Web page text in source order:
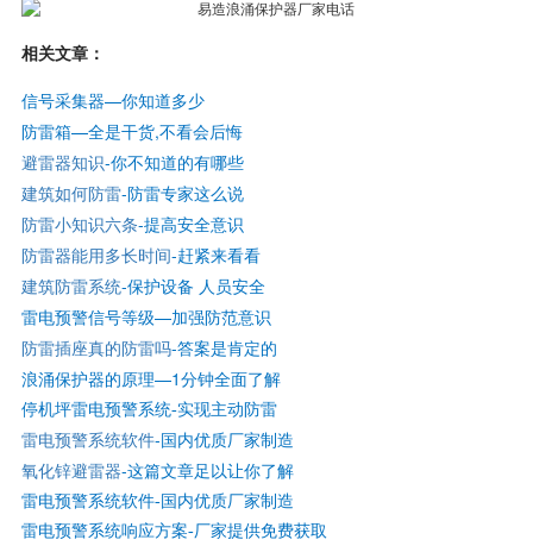
相关文章：
信号采集器—你知道多少
防雷箱—全是干货,不看会后悔
避雷器知识-你不知道的有哪些
建筑如何防雷-防雷专家这么说
防雷小知识六条-提高安全意识
防雷器能用多长时间-赶紧来看看
建筑防雷系统-保护设备 人员安全
雷电预警信号等级—加强防范意识
防雷插座真的防雷吗-答案是肯定的
浪涌保护器的原理—1分钟全面了解
停机坪雷电预警系统-实现主动防雷
雷电预警系统软件-国内优质厂家制造
氧化锌避雷器-这篇文章足以让你了解
雷电预警系统软件-国内优质厂家制造
雷电预警系统响应方案-厂家提供免费获取